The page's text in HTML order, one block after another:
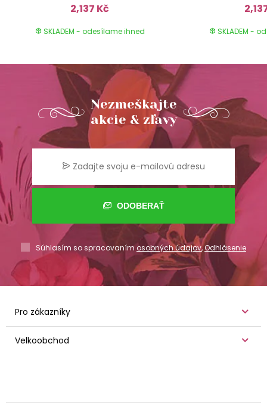
2,137 Kč
SKLADEM - odesílame ihned SKLADEM -
Nezmeškajte
akcie & zľavy
ODOBERAŤ
Súhlasím so spracovaním osobných údajov,Odhlásenie
Pro zákazníky
Velkoobchod